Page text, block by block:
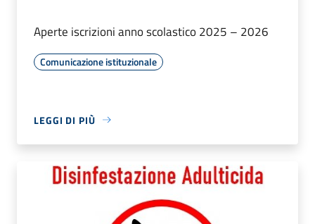
Aperte iscrizioni anno scolastico 2025 – 2026
Comunicazione istituzionale
LEGGI DI PIÙ